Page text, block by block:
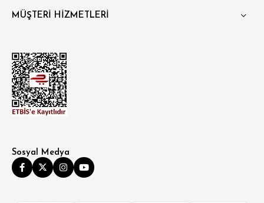
MÜŞTERİ HİZMETLERİ
Sosyal Medya